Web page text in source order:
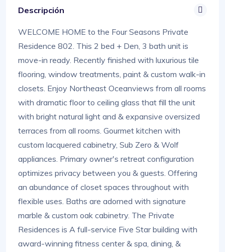
Descripción
WELCOME HOME to the Four Seasons Private
Residence 802. This 2 bed + Den, 3 bath unit is
move-in ready. Recently finished with luxurious tile
flooring, window treatments, paint & custom walk-in
closets. Enjoy Northeast Oceanviews from all rooms
with dramatic floor to ceiling glass that fill the unit
with bright natural light and & expansive oversized
terraces from all rooms. Gourmet kitchen with
custom lacquered cabinetry, Sub Zero & Wolf
appliances. Primary owner's retreat configuration
optimizes privacy between you & guests. Offering
an abundance of closet spaces throughout with
flexible uses. Baths are adorned with signature
marble & custom oak cabinetry. The Private
Residences is A full-service Five Star building with
award-winning fitness center & spa, dining, &